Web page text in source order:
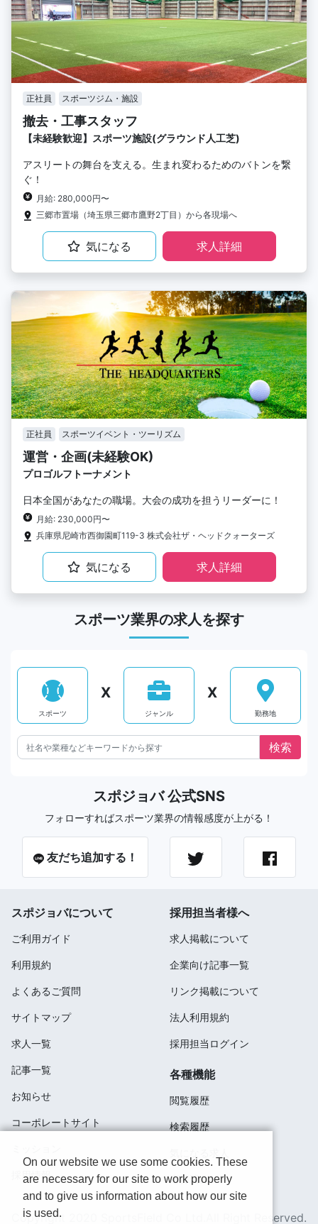
正社員 スポーツジム・施設
撤去・工事スタッフ
【未経験歓迎】スポーツ施設(グラウンド人工芝)
アスリートの舞台を支える。生まれ変わるためのバトンを繋
ぐ！
月給: 280,000円〜
三郷市置場（埼玉県三郷市鷹野2丁目）から各現場へ
気になる 求人詳細
正社員 スポーツイベント・ツーリズム
運営・企画(未経験OK)
プロゴルフトーナメント
日本全国があなたの職場。大会の成功を担うリーダーに！
月給: 230,000円〜
兵庫県尼崎市西御園町119-3 株式会社ザ・ヘッドクォーターズ
気になる 求人詳細
スポーツ業界の求人を探す
スポーツ
X
ジャンル
X
勤務地
スポジョバ 公式SNS
フォローすればスポーツ業界の情報感度が上がる！
友だち追加する！
スポジョバについて
ご利用ガイド
利用規約
よくあるご質問
サイトマップ
求人一覧
記事一覧
お知らせ
コーポレートサイト
採用情報
採用担当者様へ
求人掲載について
企業向け記事一覧
リンク掲載について
法人利用規約
採用担当ログイン
各種機能
閲覧履歴
検索履歴
応募済み
Copyright 2020 SportsField Co Ltd.All Right Reserved.
On our website we use some cookies. These
are necessary for our site to work properly
and to give us information about how our site
is used.